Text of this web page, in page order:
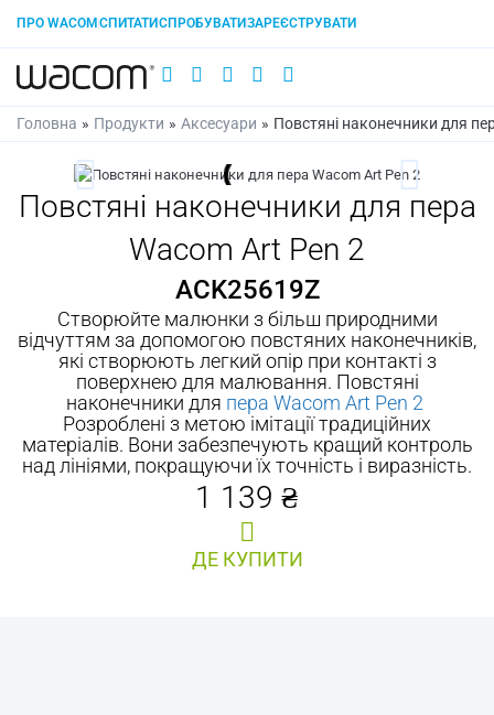
ПРО WACOM СПИТАТИ СПРОБУВАТИ ЗАРЕЄСТРУВАТИ
Головна » Продукти » Аксесуари » Повстяні наконечники для
Повстяні наконечники для пера
Wacom Art Pen 2
ACK25619Z
Створюйте малюнки з більш природними
відчуттям за допомогою повстяних наконечників,
які створюють легкий опір при контакті з
поверхнею для малювання. Повстяні
наконечники для пера Wacom Art Pen 2
Розроблені з метою імітації традиційних
матеріалів. Вони забезпечують кращий контроль
над лініями, покращуючи їх точність і виразність.
1 139 ₴
ДЕ КУПИТИ